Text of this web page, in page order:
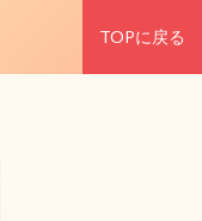
TOPに戻る